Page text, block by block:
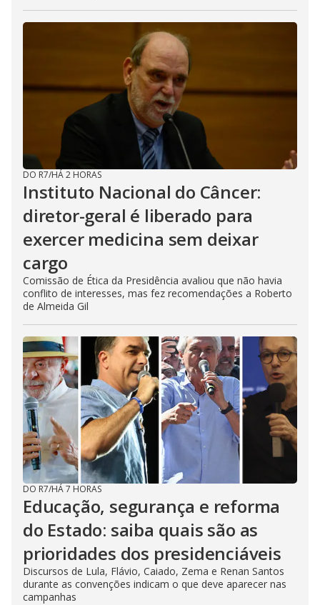
DO R7/HÁ 2 HORAS
Instituto Nacional do Câncer:
diretor-geral é liberado para
exercer medicina sem deixar
cargo
Comissão de Ética da Presidência avaliou que não havia
conflito de interesses, mas fez recomendações a Roberto
de Almeida Gil
DO R7/HÁ 7 HORAS
Educação, segurança e reforma
do Estado: saiba quais são as
prioridades dos presidenciáveis
Discursos de Lula, Flávio, Caiado, Zema e Renan Santos
durante as convenções indicam o que deve aparecer nas
campanhas